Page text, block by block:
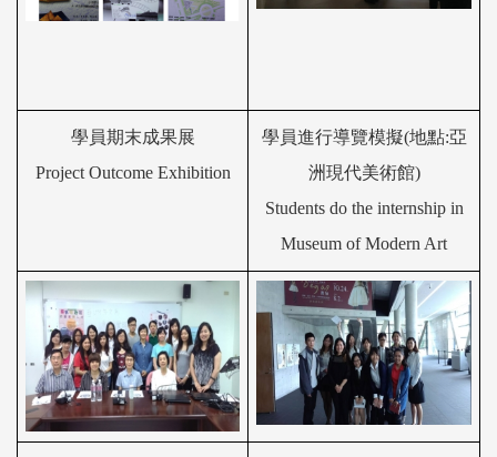
學員期末成果展
Project Outcome Exhibition
學員進行導覽模擬(地點:亞
洲現代美術館)
Students do the internship in
Museum of Modern Art